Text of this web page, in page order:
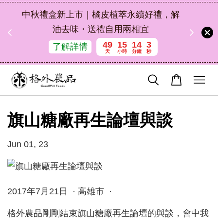
中秋禮盒新上市｜橘皮植萃永續好禮，解
油去味・送禮自用兩相宜
了解詳情
49
天
15
小時
14
分鐘
3
秒
旗山糖廠再生論壇與談
Jun 01, 23
2017年7月21日 · 高雄市 ·
格外農品剛剛結束旗山糖廠再生論壇的與談，會中我